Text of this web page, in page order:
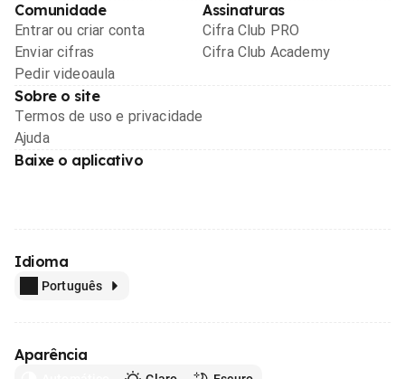
Comunidade
Entrar ou criar conta
Enviar cifras
Pedir videoaula
Assinaturas
Cifra Club PRO
Cifra Club Academy
Sobre o site
Termos de uso e privacidade
Ajuda
Baixe o aplicativo
Idioma
Português
Aparência